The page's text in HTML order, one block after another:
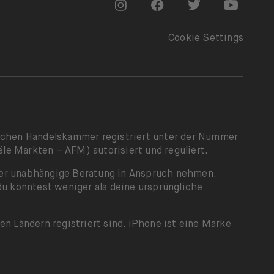
Go to "Instagram"
Go to "Facebook"
Go to "Twitter"
Go to
Cookie Settings
Handelskammer registriert unter der Nummer
Markten – AFM) autorisiert und reguliert.
unabhängige Beratung in Anspruch nehmen.
könntest weniger als deine ursprüngliche
Ländern registriert sind. iPhone ist eine Marke